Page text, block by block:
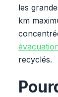
les
km
recyclés.